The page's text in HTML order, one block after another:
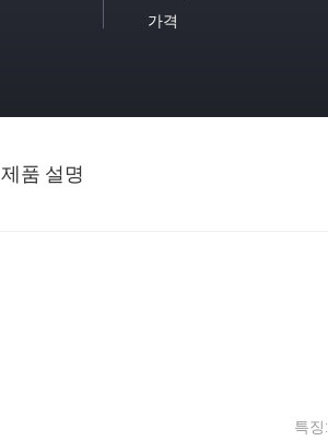
가격
제품 설명
특징: